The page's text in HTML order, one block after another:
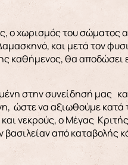
ο χωρισμός του σώματος
και μετά τον
καθήμενος, θα αποδώσει
στην συνείδησή μας
ώστε να αξιωθούμε κατά
νεκρούς, ο Μέγας
βασιλείαν από καταβολής